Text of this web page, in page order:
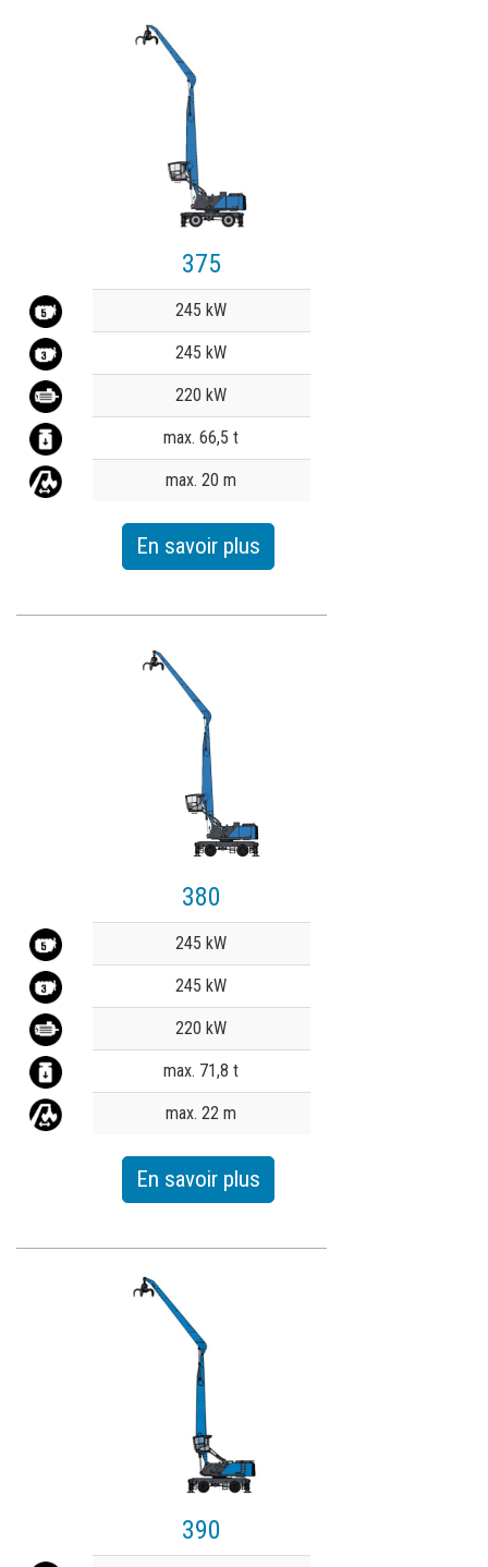
375
245 kW
245 kW
220 kW
max. 66,5 t
max. 20 m
En savoir plus
380
245 kW
245 kW
220 kW
max. 71,8 t
max. 22 m
En savoir plus
390